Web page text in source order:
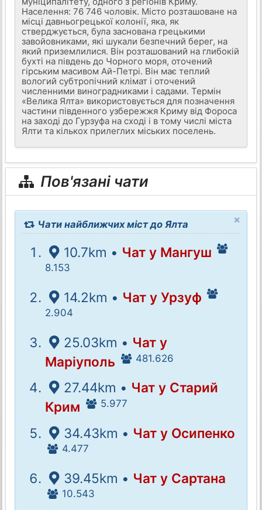
Населення: 76 746 чоловік. Місто розташоване на
місці давньогрецької колонії, яка, як
стверджується, була заснована грецькими
завойовниками, які шукали безпечний берег, на
який приземлилися. Він розташований на глибокій
бухті на південь до Чорного моря, оточений
гірським масивом Ай-Петрі. Він має теплий
вологий субтропічний клімат і оточений
численними виноградниками і садами. Термін
«Велика Ялта» використовується для позначення
частини південного узбережжя Криму від Фороса
на заході до Гурзуфа на сході і в тому числі міста
Ялти та кількох прилеглих міських поселень.
Пов'язані чати
×
Чати найближчих міст до Ялта
10.7km • Чат у Мангуш
8.153
14.2km • Чат у Урзуф
2.904
25.03km • Чат у
Маріуполь
481.626
27.44km • Чат у Старий
Крим
5.977
34.43km • Чат у Осипенко
4.477
39.45km • Чат у Сартана
10.543